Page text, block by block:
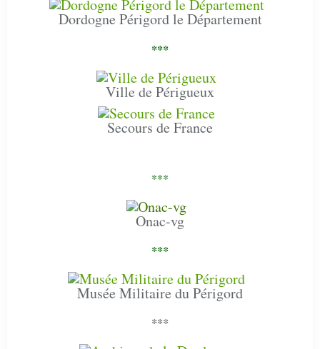
Dordogne Périgord le Département
***
Ville de Périgueux
Secours de France
***
Onac-vg
***
Musée Militaire du Périgord
***